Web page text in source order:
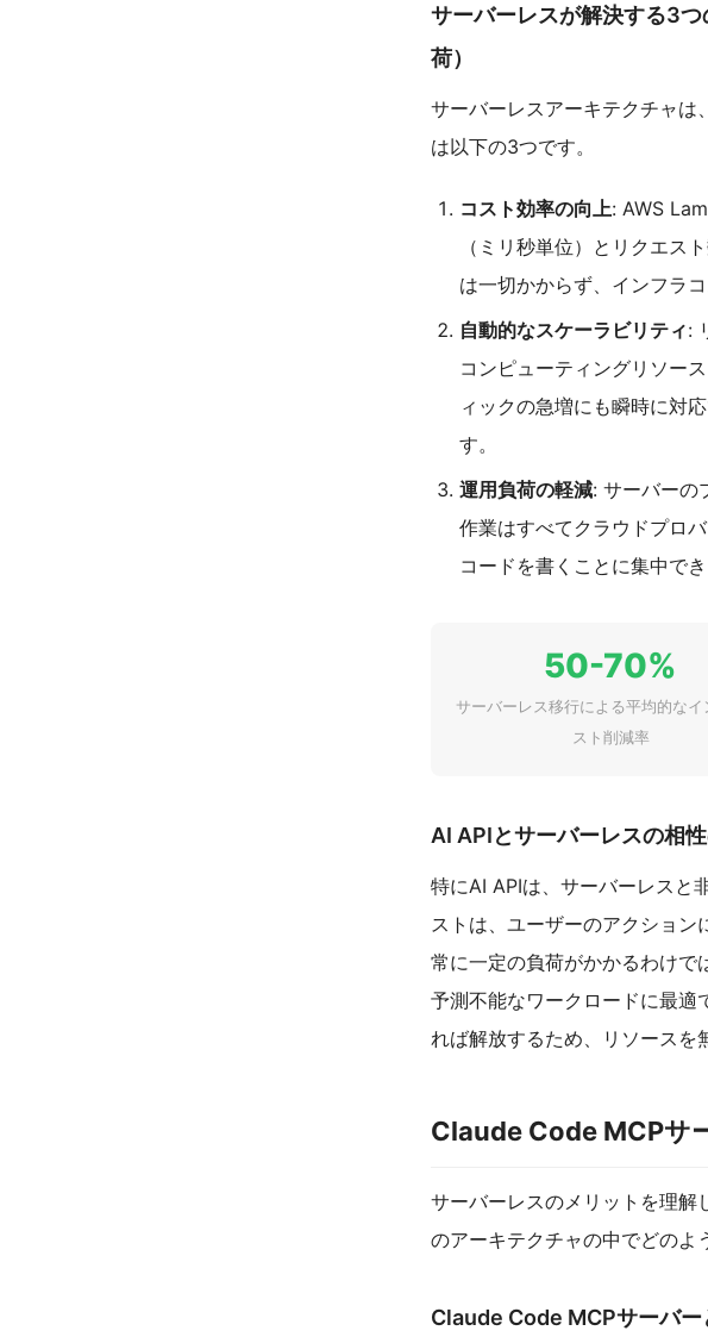
サーバーレスが解決する3
荷）
サーバーレスアーキテクチャは
は以下の3つです。
コスト効率の向上: AWS
（ミリ秒単位）とリクエス
は一切かからず、インフラ
自動的なスケーラビリティ:
コンピューティングリソー
ィックの急増にも瞬時に対
す。
運用負荷の軽減: サーバーの
作業はすべてクラウドプロ
コードを書くことに集中でき
50-70%
サーバーレス移行による平均的なイ
スト削減率
AI APIとサーバーレスの相
特にAI APIは、サーバーレスと
ストは、ユーザーのアクション
常に一定の負荷がかかるわけで
予測不能なワークロードに最適
れば解放するため、リソースを
Claude Code MCPサ
サーバーレスのメリットを理
のアーキテクチャの中でどのよ
Claude Code MCPサーバー